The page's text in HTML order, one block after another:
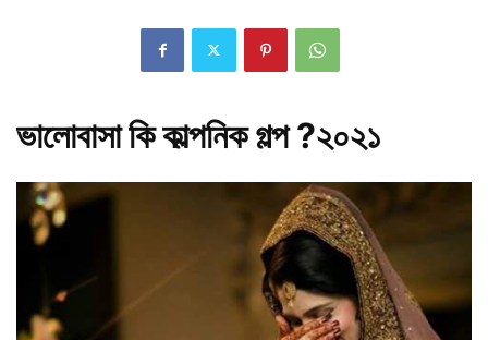
ভালোবাসা কি কাল্পনিক গল্প ?২০২১